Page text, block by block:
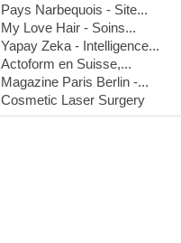
Pays Narbequois - Site...
My Love Hair - Soins...
Yapay Zeka - Intelligence...
Actoform en Suisse,...
Magazine Paris Berlin -...
Cosmetic Laser Surgery